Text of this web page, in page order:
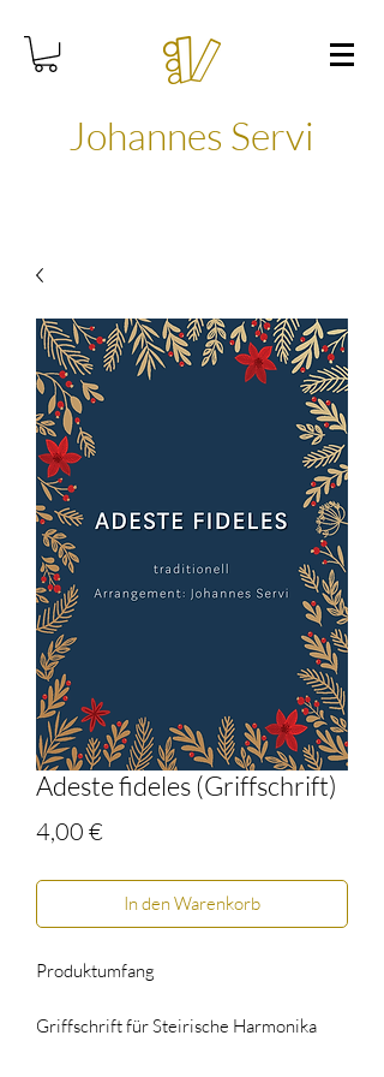
Johannes Servi
Adeste fideles (Griffschrift)
4,00 €
In den Warenkorb
Produktumfang
Griffschrift für Steirische Harmonika